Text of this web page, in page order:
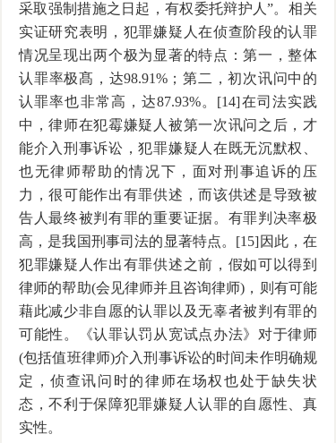
采取强制措施之日起，有权委托辩护人”。相关
实证研究表明，犯罪嫌疑人在侦查阶段的认罪
情况呈现出两个极为显著的特点：第一，整体
认罪率极髙，达98.91%；第二，初次讯问中的
认罪率也非常高，达87.93%。[14]在司法实践
中，律师在犯霉嫌疑人被第一次讯问之后，才
能介入刑事诉讼，犯罪嫌疑人在既无沉默权、
也无律师帮助的情况下，面对刑事追诉的压
力，很可能作出有罪供述，而该供述是导致被
告人最终被判有罪的重要证据。有罪判决率极
高，是我国刑事司法的显著特点。[15]因此，在
犯罪嫌疑人作出有罪供述之前，假如可以得到
律师的帮助(会见律师并且咨询律师)，则有可能
藉此减少非自愿的认罪以及无辜者被判有罪的
可能性。《认罪认罚从宽试点办法》对于律师
(包括值班律师)介入刑事诉讼的时间未作明确规
定，侦查讯问时的律师在场权也处于缺失状
态，不利于保障犯罪嫌疑人认罪的自愿性、真
实性。